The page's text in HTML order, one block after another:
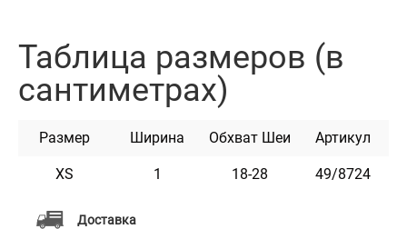
Доставка
пряжкой, которая раскрывается при натяжении и
резинкой, что обеспечивает безопастность
и не боится воды. Он практичен и неприхотлив в
уходе. Доступен в разных расцветках.
Таблица размеров (в
сантиметрах)
Размер Ширина Обхват Шеи Артикул
XS 1 18-28 49/8724